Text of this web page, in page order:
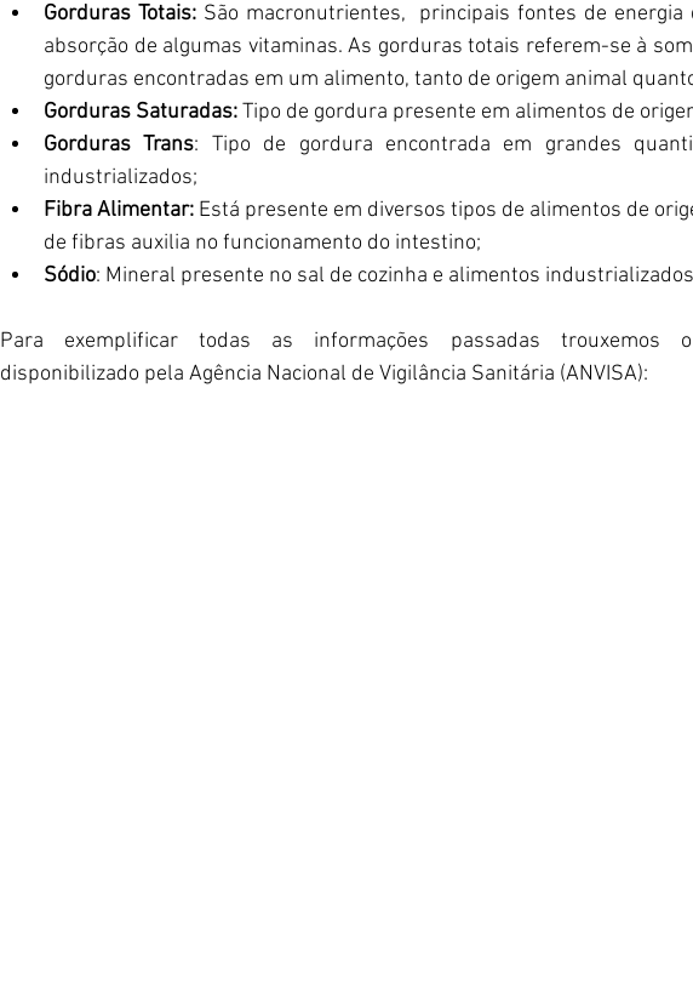
Gorduras Totais: São macronutrientes,  principais fontes de energia
absorção de algumas vitaminas. As gorduras totais referem-se à
gorduras encontradas em um alimento, tanto de origem animal
Gorduras Saturadas:Tipo de gordura presente em alimentos de
Gorduras Trans: Tipo de gordura encontrada em grandes
industrializados;
Fibra Alimentar: Está presente em diversos tipos de alimentos de
de fibras auxilia no funcionamento do intestino;
Sódio: Mineral presente no sal de cozinha e alimentos
Para exemplificar todas as informações passadas trouxemos
disponibilizado pela Agência Nacional de Vigilância Sanitária (ANVISA):